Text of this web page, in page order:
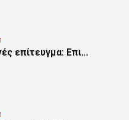
επίτευγμα: Επι...